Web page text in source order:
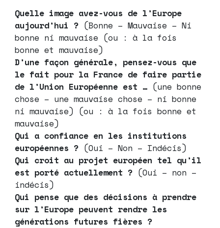
Quelle image avez-vous de l’Europe
aujourd’hui ? (Bonne – Mauvaise – Ni
bonne ni mauvaise (ou : à la fois
bonne et mauvaise)
D’une façon générale, pensez-vous que
le fait pour la France de faire partie
de l’Union Européenne est … (une bonne
chose – une mauvaise chose – ni bonne
ni mauvaise) (ou : à la fois bonne et
mauvaise)
Qui a confiance en les institutions
européennes ? (Oui – Non – Indécis)
Qui croit au projet européen tel qu’il
est porté actuellement ? (Oui – non –
indécis)
Qui pense que des décisions à prendre
sur l’Europe peuvent rendre les
générations futures fières ?